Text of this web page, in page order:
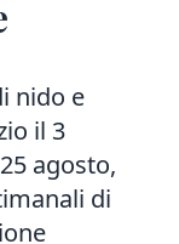
nido e
il 3
agosto,
di